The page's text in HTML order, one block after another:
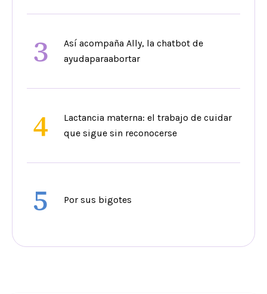
3
Así acompaña Ally, la chatbot de
ayudaparaabortar
4
Lactancia materna: el trabajo de cuidar
que sigue sin reconocerse
5 Por sus bigotes